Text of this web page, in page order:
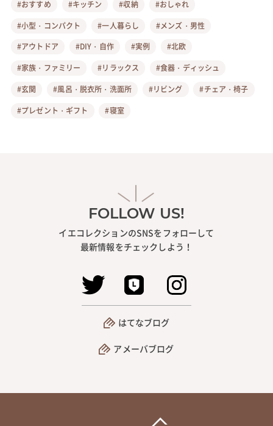
#おすすめ #キッチン #収納
#おしゃれ
#小型・コンパクト
#一人暮らし
#メンズ・男性
#アウトドア
#DIY・自作 #実例
#北欧
#家族・ファミリー
#リラックス
#食器・ディッシュ
#玄関
#風呂・脱衣所・洗面所 #リビング
#チェア・椅子
#プレゼント・ギフト
#寝室
FOLLOW US!
イエコレクションのSNSをフォローして
最新情報をチェックしよう！
はてなブログ
アメーバブログ